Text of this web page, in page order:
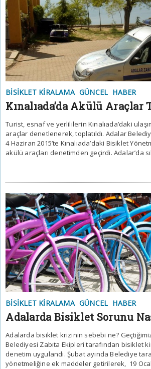
BISIKLET KIRALAMA GÜNCEL HABER
Kınalıada’da Akülü Araçlar
Turist, esnaf ve yerlililerin Kınalıada’daki
araçlar denetlenerek, toplatıldı. Adalar
4 Haziran 2015’te Kınalıada’daki Bisiklet
akülü araçları denetimden geçirdi. Adalar’da
BISIKLET KIRALAMA GÜNCEL HABER
Adalarda Bisiklet Sorunu
Adalarda bisiklet krizinin sebebi ne?
Belediyesi Zabıta Ekipleri tarafından bisiklet
denetim uygulandı. Şubat ayında Belediye
yönetmeliğine ek maddeler getirilerek, 19